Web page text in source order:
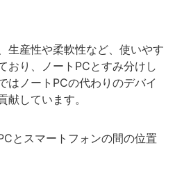
生産性や柔軟性など、使いやす
おり、ノートPCとすみ分けし
はノートPCの代わりのデバイ
献しています。
とスマートフォンの間の位置